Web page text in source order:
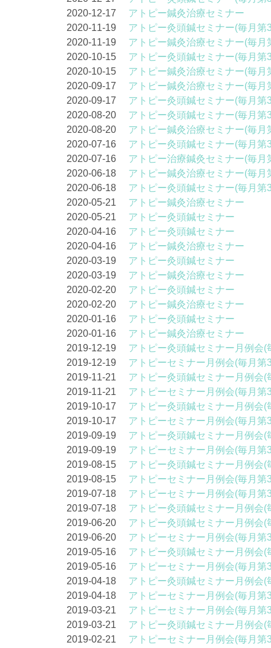
2020-12-17 アトピー鍼灸治療セミナー
2020-11-19 アトピー灸頭鍼セミナー(毎月第
2020-11-19 アトピー鍼灸治療セミナー(毎月
2020-10-15 アトピー灸頭鍼セミナー(毎月第
2020-10-15 アトピー鍼灸治療セミナー(毎月
2020-09-17 アトピー鍼灸治療セミナー(毎月
2020-09-17 アトピー灸頭鍼セミナー(毎月第
2020-08-20 アトピー灸頭鍼セミナー(毎月第
2020-08-20 アトピー鍼灸治療セミナー(毎月
2020-07-16 アトピー灸頭鍼セミナー(毎月第
2020-07-16 アトピー治療鍼灸セミナー(毎月
2020-06-18 アトピー鍼灸治療セミナー(毎月
2020-06-18 アトピー灸頭鍼セミナー(毎月第
2020-05-21 アトピー鍼灸治療セミナー
2020-05-21 アトピー灸頭鍼セミナー
2020-04-16 アトピー灸頭鍼セミナー
2020-04-16 アトピー鍼灸治療セミナー
2020-03-19 アトピー灸頭鍼セミナー
2020-03-19 アトピー鍼灸治療セミナー
2020-02-20 アトピー灸頭鍼セミナー
2020-02-20 アトピー鍼灸治療セミナー
2020-01-16 アトピー灸頭鍼セミナー
2020-01-16 アトピー鍼灸治療セミナー
2019-12-19 アトピー灸頭鍼セミナー月例会(
2019-12-19 アトピーセミナー月例会(毎月第
2019-11-21 アトピー灸頭鍼セミナー月例会(
2019-11-21 アトピーセミナー月例会(毎月第
2019-10-17 アトピー灸頭鍼セミナー月例会(
2019-10-17 アトピーセミナー月例会(毎月第
2019-09-19 アトピー灸頭鍼セミナー月例会(
2019-09-19 アトピーセミナー月例会(毎月第
2019-08-15 アトピー灸頭鍼セミナー月例会(
2019-08-15 アトピーセミナー月例会(毎月第
2019-07-18 アトピーセミナー月例会(毎月第
2019-07-18 アトピー灸頭鍼セミナー月例会(
2019-06-20 アトピー灸頭鍼セミナー月例会(
2019-06-20 アトピーセミナー月例会(毎月第
2019-05-16 アトピー灸頭鍼セミナー月例会(
2019-05-16 アトピーセミナー月例会(毎月第
2019-04-18 アトピー灸頭鍼セミナー月例会(
2019-04-18 アトピーセミナー月例会(毎月第
2019-03-21 アトピーセミナー月例会(毎月第
2019-03-21 アトピー灸頭鍼セミナー月例会(
2019-02-21 アトピーセミナー月例会(毎月第